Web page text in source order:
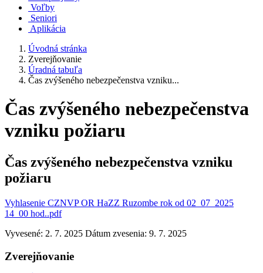
Voľby
Seniori
Aplikácia
Úvodná stránka
Zverejňovanie
Úradná tabuľa
Čas zvýšeného nebezpečenstva vzniku...
Čas zvýšeného nebezpečenstva
vzniku požiaru
Čas zvýšeného nebezpečenstva vzniku
požiaru
Vyhlasenie CZNVP OR HaZZ Ruzombe rok od 02_07_2025
14_00 hod..pdf
Vyvesené: 2. 7. 2025 Dátum zvesenia: 9. 7. 2025
Zverejňovanie